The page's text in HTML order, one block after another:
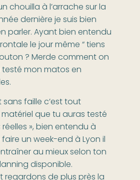
chouilla à l’arrache sur la
dernière je suis bien
parler. Ayant bien entendu
le jour même “ tiens
? Merde comment on
testé mon matos en
faille c’est tout
que tu auras testé
», bien entendu à
faire un week-end à Lyon il
au mieux selon ton
disponible.